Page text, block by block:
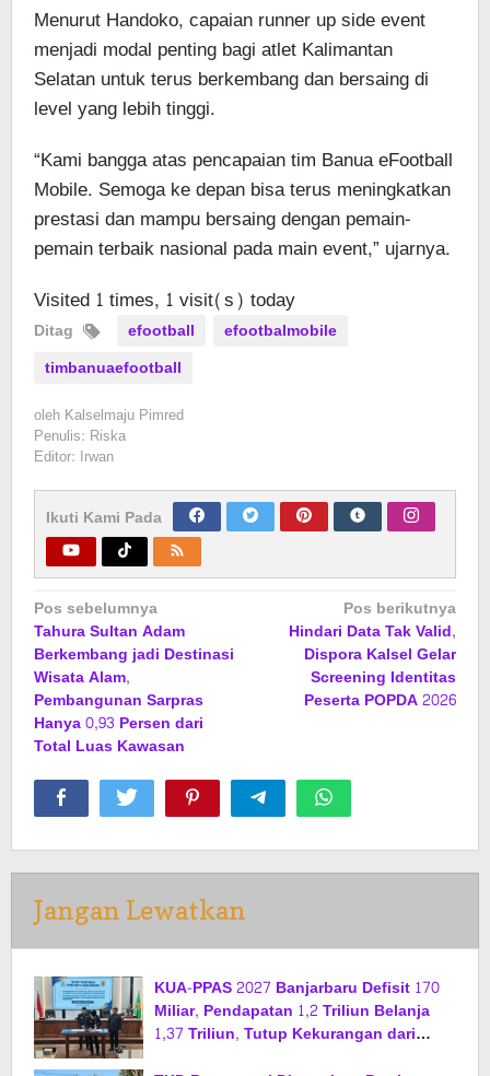
Menurut Handoko, capaian runner up side event
menjadi modal penting bagi atlet Kalimantan
Selatan untuk terus berkembang dan bersaing di
level yang lebih tinggi.
“Kami bangga atas pencapaian tim Banua eFootball
Mobile. Semoga ke depan bisa terus meningkatkan
prestasi dan mampu bersaing dengan pemain-
pemain terbaik nasional pada main event,” ujarnya.
Visited 1 times, 1 visit(s) today
Ditag efootball
efootbalmobile
timbanuaefootball
oleh Kalselmaju Pimred
Penulis: Riska
Editor: Irwan
Ikuti Kami Pada
Navigasi
pos
Pos sebelumnya
Tahura Sultan Adam
Berkembang jadi Destinasi
Wisata Alam,
Pembangunan Sarpras
Hanya 0,93 Persen dari
Total Luas Kawasan
Pos berikutnya
Hindari Data Tak Valid,
Dispora Kalsel Gelar
Screening Identitas
Peserta POPDA 2026
Jangan Lewatkan
KUA-PPAS 2027 Banjarbaru Defisit 170
Miliar, Pendapatan 1,2 Triliun Belanja
1,37 Triliun, Tutup Kekurangan dari